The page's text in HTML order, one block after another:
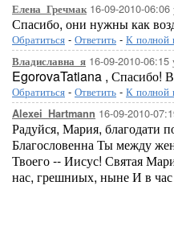
Елена_Гречмак16-09-2010-06:06
Спасибо, они нужны как
Обратиться - Ответить - К полной
Владиславна_я 16-09-2010-06:15
EgorovaTatiana , Спасибо!
Обратиться - Ответить - К полной
Alexei_Hartmann 16-09-2010-
Радуйся, Мария, благодати
Благословенна Ты между
Твоего -- Иисус! Святая
нас, грешниых, ныне И в